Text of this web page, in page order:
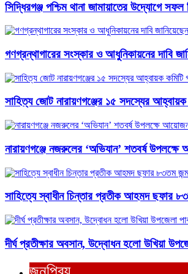
সিদ্ধিরগঞ্জ পশ্চিম থানা জামায়াতের উদ্যোগে
গণগ্রন্থাগারের সংস্কার ও আধুনিকায়নের দাবি
সাহিত্য জোট নারায়ণগঞ্জের ১৫ সদস্যের
নারায়ণগঞ্জে নজরুলের ‘অভিযান’ শতবর্ষ
সাহিত্যে স্বাধীন চিন্তার প্রতীক আহমদ ছফার
দীর্ঘ প্রতীক্ষার অবসান, উদ্বোধন হলো উখিয়া